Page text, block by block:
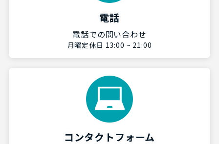
電話
電話での問い合わせ
月曜定休日 13:00 ~ 21:00
コンタクトフォーム